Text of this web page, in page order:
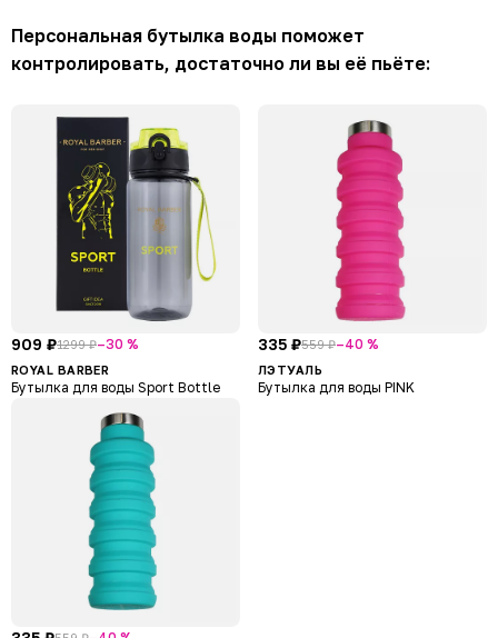
Персональная бутылка воды поможет
контролировать, достаточно ли вы её пьёте:
909 ₽1299 ₽–30 %
ROYAL BARBER
Бутылка для воды Sport Bottle
335 ₽559 ₽–40 %
ЛЭТУАЛЬ
Бутылка для воды PINK